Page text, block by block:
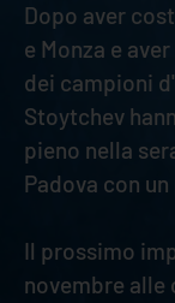
Dopo aver
e Monza e
dei campioni
Stoytchev
pieno nella
Padova con
Il prossimo
novembre alle